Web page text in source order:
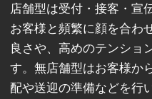
店舗型は受付・接客・宣
お客様と頻繁に顔を合わ
良さや、高めのテンショ
す。無店舗型はお客様か
配や送迎の準備などを行